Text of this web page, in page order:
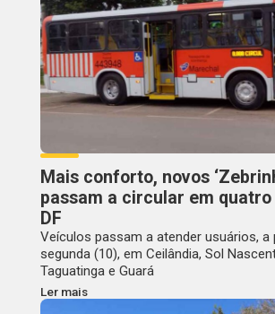
Mais conforto, novos
passam a circular em
DF
Veículos passam a atender usuários, a
segunda (10), em Ceilândia, Sol
Taguatinga e Guará
Ler mais